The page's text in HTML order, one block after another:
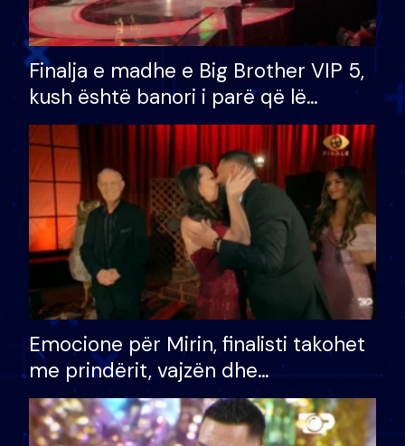
Finalja e madhe e Big Brother VIP 5,
kush është banori i parë që lë
shtëpinë dhe humb mundësinë për
të fituar çmimin e madh
Emocione për Mirin, finalisti takohet
me prindërit, vajzën dhe
bashkëshorten: S’kemi ndonjë letër
divorci apo jo?